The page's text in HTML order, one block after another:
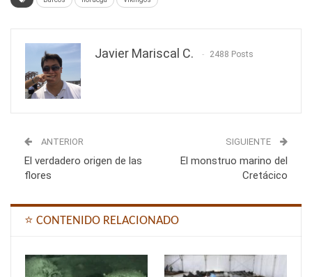
Javier Mariscal C. 2488 Posts
ANTERIOR
El verdadero origen de las
flores
SIGUIENTE
El monstruo marino del
Cretácico
⭐ CONTENIDO RELACIONADO